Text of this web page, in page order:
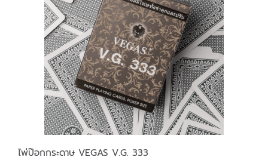
ไพ่ป๊อกกระดาษ VEGAS V.G. 333